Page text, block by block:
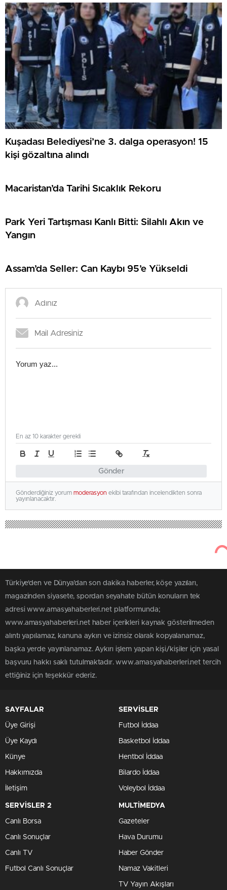
Kuşadası Belediyesi’ne 3. dalga operasyon! 15
kişi gözaltına alındı
Macaristan’da Tarihi Sıcaklık Rekoru
Park Yeri Tartışması Kanlı Bitti: Silahlı Akın ve
Yangın
Assam’da Seller: Can Kaybı 95’e Yükseldi
Gönder
En az 10 karakter gerekli
Gönderdiğiniz yorum moderasyon ekibi tarafından incelendikten sonra
yayınlanacaktır.
Türkiye'den ve Dünya’dan son dakika haberler, köşe yazıları,
magazinden siyasete, spordan seyahate bütün konuların tek
adresi www.amasyahaberleri.net platformunda;
www.amasyahaberleri.net haber içerikleri kaynak gösterilmeden
alıntı yapılamaz, kanuna aykırı ve izinsiz olarak kopyalanamaz,
başka yerde yayınlanamaz. Aykırı işlem yapan kişi/kişiler için yasal
başvuru hakkı saklı tutulmaktadır. www.amasyahaberleri.net tercih
ettiğiniz için teşekkür ederiz.
SAYFALAR
Üye Girişi
Üye Kaydı
Künye
Hakkımızda
İletişim
SERVİSLER
Futbol İddaa
Basketbol İddaa
Hentbol İddaa
Bilardo İddaa
Voleybol İddaa
SERVİSLER 2
Canlı Borsa
Canlı Sonuçlar
Canlı TV
Futbol Canlı Sonuçlar
MULTİMEDYA
Gazeteler
Hava Durumu
Haber Gönder
Namaz Vakitleri
TV Yayın Akışları